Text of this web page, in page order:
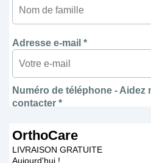
Adresse e-mail *
Numéro de téléphone -
contacter *
OrthoCare
LIVRAISON GRATUITE
Aujourd'hui !